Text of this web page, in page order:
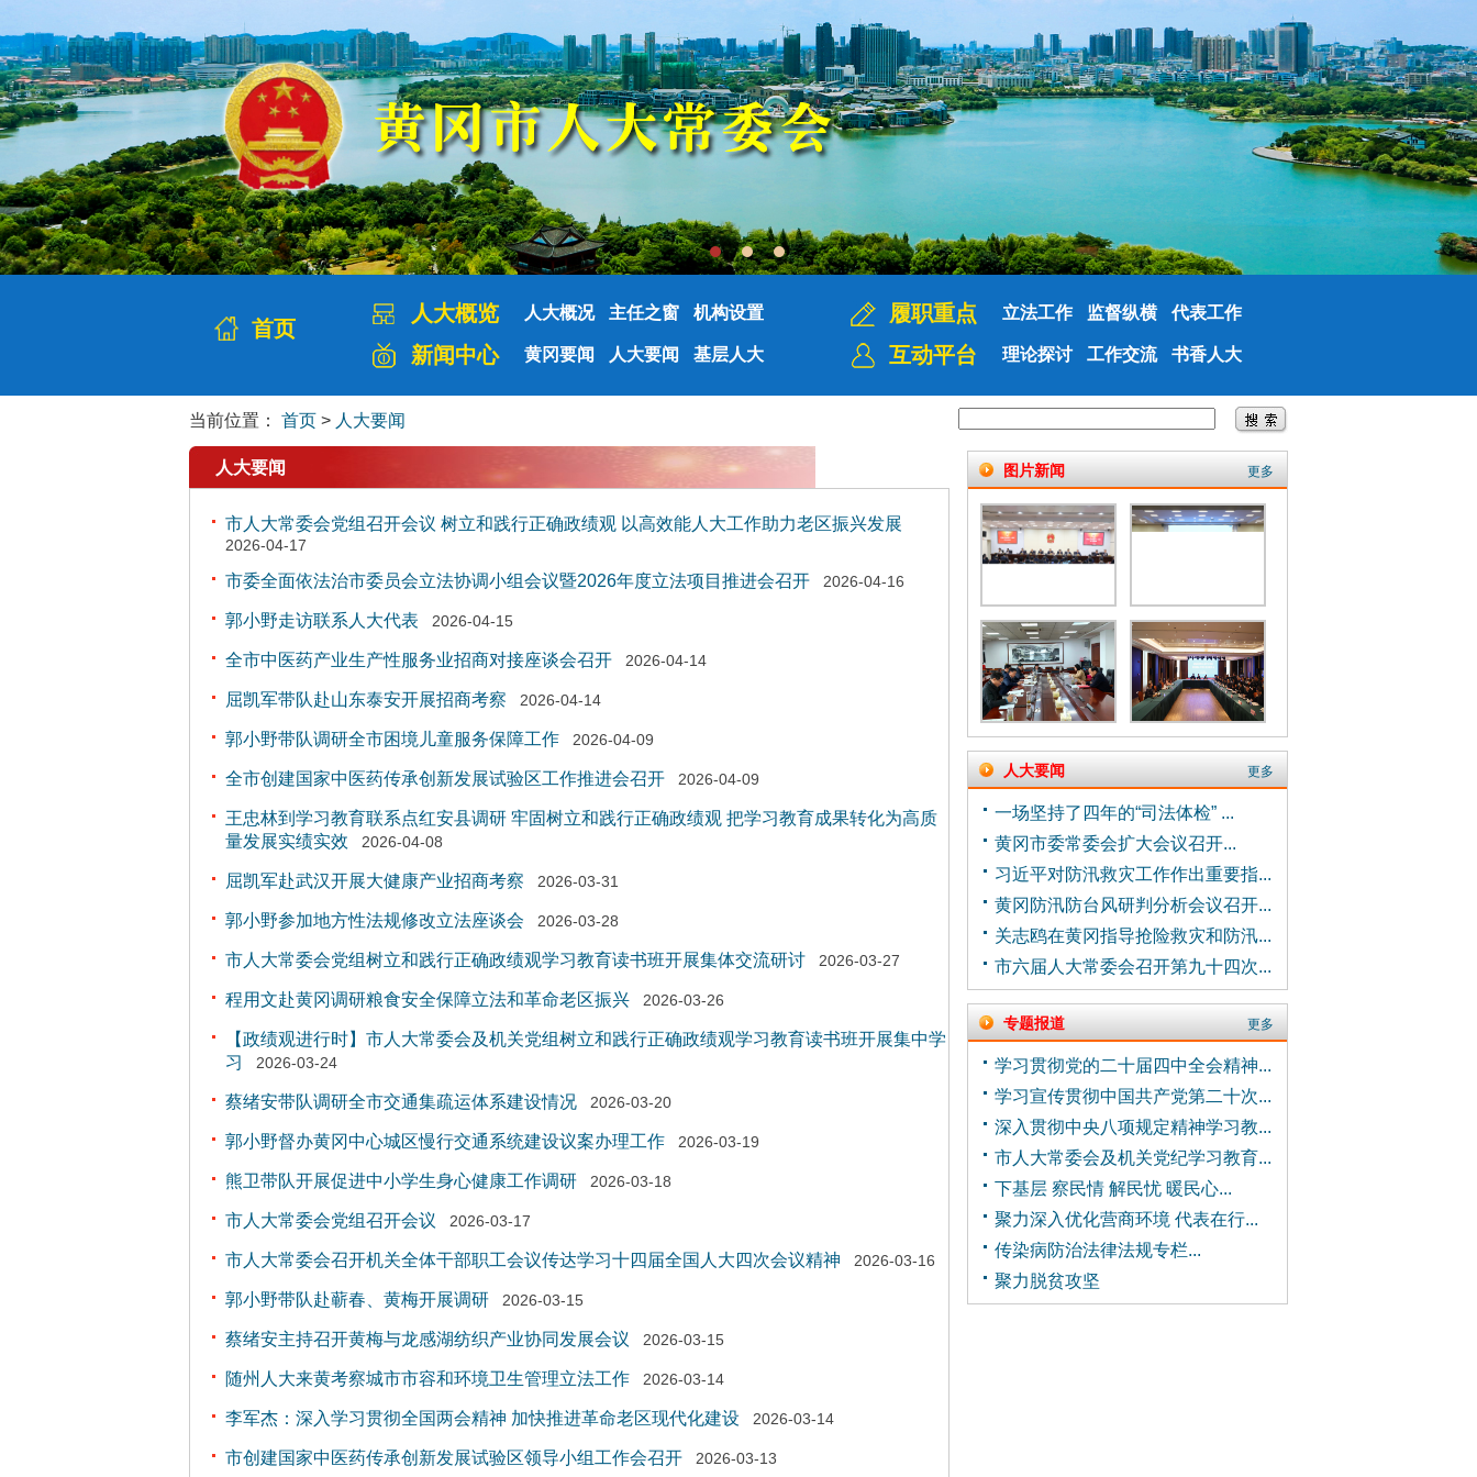
首页
人大概览 人大概况 主任之窗 机构设置
新闻中心 黄冈要闻 人大要闻 基层人大
履职重点 立法工作 监督纵横 代表工作
互动平台 理论探讨 工作交流 书香人大
当前位置： 首页 > 人大要闻
人大要闻
市人大常委会党组召开会议 树立和践行正确政绩观 以高效能人大工作助力老区振兴发展
2026-04-17
市委全面依法治市委员会立法协调小组会议暨2026年度立法项目推进会召开 2026-04-16
郭小野走访联系人大代表 2026-04-15
全市中医药产业生产性服务业招商对接座谈会召开 2026-04-14
屈凯军带队赴山东泰安开展招商考察 2026-04-14
郭小野带队调研全市困境儿童服务保障工作 2026-04-09
全市创建国家中医药传承创新发展试验区工作推进会召开 2026-04-09
王忠林到学习教育联系点红安县调研 牢固树立和践行正确政绩观 把学习教育成果转化为高质
量发展实绩实效
2026-04-08
屈凯军赴武汉开展大健康产业招商考察 2026-03-31
郭小野参加地方性法规修改立法座谈会 2026-03-28
市人大常委会党组树立和践行正确政绩观学习教育读书班开展集体交流研讨 2026-03-27
程用文赴黄冈调研粮食安全保障立法和革命老区振兴 2026-03-26
【政绩观进行时】市人大常委会及机关党组树立和践行正确政绩观学习教育读书班开展集中学
习
2026-03-24
蔡绪安带队调研全市交通集疏运体系建设情况 2026-03-20
郭小野督办黄冈中心城区慢行交通系统建设议案办理工作 2026-03-19
熊卫带队开展促进中小学生身心健康工作调研 2026-03-18
市人大常委会党组召开会议 2026-03-17
市人大常委会召开机关全体干部职工会议传达学习十四届全国人大四次会议精神 2026-03-16
郭小野带队赴蕲春、黄梅开展调研 2026-03-15
蔡绪安主持召开黄梅与龙感湖纺织产业协同发展会议 2026-03-15
随州人大来黄考察城市市容和环境卫生管理立法工作 2026-03-14
李军杰：深入学习贯彻全国两会精神 加快推进革命老区现代化建设 2026-03-14
市创建国家中医药传承创新发展试验区领导小组工作会召开 2026-03-13
图片新闻 更多
人大要闻 更多
一场坚持了四年的“司法体检” ...
黄冈市委常委会扩大会议召开...
习近平对防汛救灾工作作出重要指...
黄冈防汛防台风研判分析会议召开...
关志鸥在黄冈指导抢险救灾和防汛...
市六届人大常委会召开第九十四次...
专题报道 更多
学习贯彻党的二十届四中全会精神...
学习宣传贯彻中国共产党第二十次...
深入贯彻中央八项规定精神学习教...
市人大常委会及机关党纪学习教育...
下基层 察民情 解民忧 暖民心...
聚力深入优化营商环境 代表在行...
传染病防治法律法规专栏...
聚力脱贫攻坚